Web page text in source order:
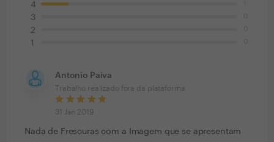
4
3
2
1
Antonio Paiva
Trabalho realizado fora da plataforma
31 Jan 2019
Nada de Frescuras com a Imagem que se apresentam